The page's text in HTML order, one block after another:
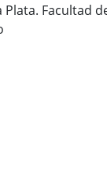
Facultad